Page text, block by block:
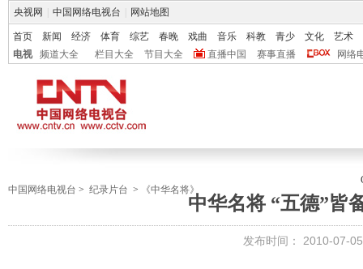
央视网 中国网络电视台 网站地图
首页 新闻 经济 体育 综艺 春晚 戏曲 音乐 科教 青少 文化
艺术
电视
频道大全 栏目大全 节目大全 直播中国 赛事直播 网络
中国网络电视台 > 纪录片台 > 《中华名将》
中华名将 “五德”皆
发布时间： 2010-07-